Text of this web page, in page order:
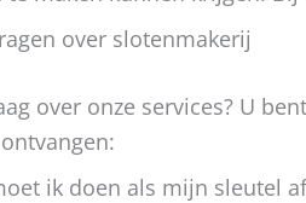
over slotenmakerij
over onze services? U
ik doen als mijn sleutel